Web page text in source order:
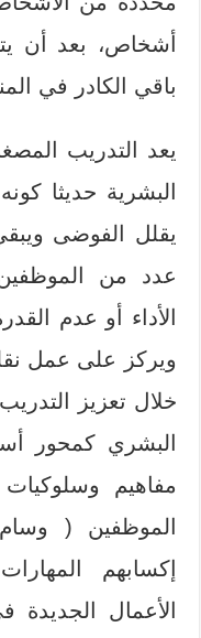
أشخاص، بعد أن
باقي الكادر في
يعد التدريب
البشرية حديثا
يقلل الفوضى
عدد من الموظفين
الأداء أو عدم
ويركز على عمل
خلال تعزيز
البشري كمحور
مفاهيم
إكسابهم
الأعمال